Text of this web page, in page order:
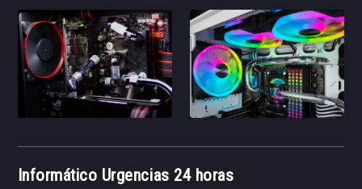
Informático Urgencias 24 horas